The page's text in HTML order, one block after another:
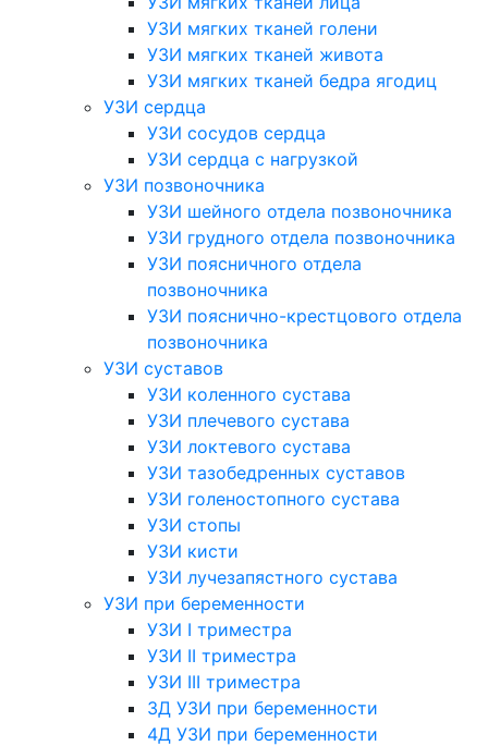
УЗИ мягких тканей голени
УЗИ мягких тканей живота
УЗИ мягких тканей бедра ягодиц
УЗИ сердца
УЗИ сосудов сердца
УЗИ сердца с нагрузкой
УЗИ позвоночника
УЗИ шейного отдела позвоночника
УЗИ грудного отдела позвоночника
УЗИ поясничного отдела
позвоночника
УЗИ пояснично-крестцового отдела
позвоночника
УЗИ суставов
УЗИ коленного сустава
УЗИ плечевого сустава
УЗИ локтевого сустава
УЗИ тазобедренных суставов
УЗИ голеностопного сустава
УЗИ стопы
УЗИ кисти
УЗИ лучезапястного сустава
УЗИ при беременности
УЗИ I триместра
УЗИ II триместра
УЗИ III триместра
3Д УЗИ при беременности
4Д УЗИ при беременности